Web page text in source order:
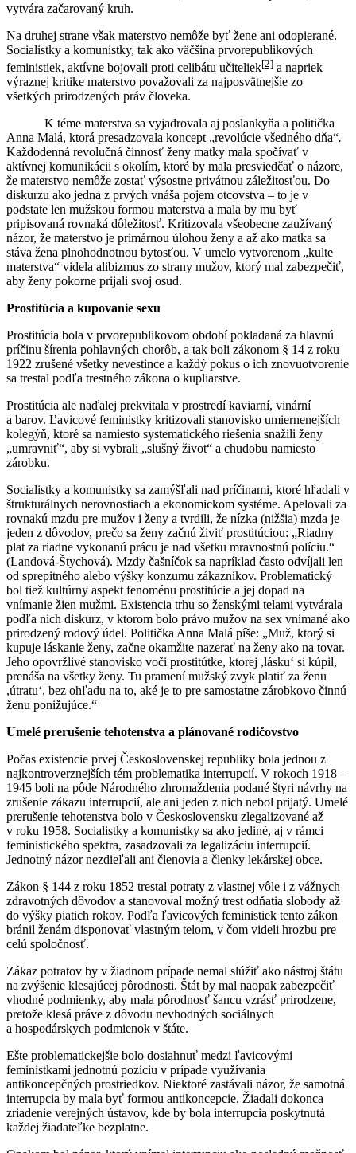
vytvára začarovaný kruh.
Na druhej strane však materstvo nemôže byť žene ani odopierané.
Socialistky a komunistky, tak ako väčšina prvorepublikových
feministiek, aktívne bojovali proti celibátu učiteliek[2] a napriek
výraznej kritike materstvo považovali za najposvätnejšie zo
všetkých prirodzených práv človeka.
K téme materstva sa vyjadrovala aj poslankyňa a politička
Anna Malá, ktorá presadzovala koncept „revolúcie všedného dňa“.
Každodenná revolučná činnosť ženy matky mala spočívať v
aktívnej komunikácii s okolím, ktoré by mala presviedčať o názore,
že materstvo nemôže zostať výsostne privátnou záležitosťou. Do
diskurzu ako jedna z prvých vnáša pojem otcovstva – to je v
podstate len mužskou formou materstva a mala by mu byť
pripisovaná rovnaká dôležitosť. Kritizovala všeobecne zaužívaný
názor, že materstvo je primárnou úlohou ženy a až ako matka sa
stáva žena plnohodnotnou bytosťou. V umelo vytvorenom „kulte
materstva“ videla alibizmus zo strany mužov, ktorý mal zabezpečiť,
aby ženy pokorne prijali svoj osud.
Prostitúcia a kupovanie sexu
Prostitúcia bola v prvorepublikovom období pokladaná za hlavnú
príčinu šírenia pohlavných chorôb, a tak boli zákonom § 14 z roku
1922 zrušené všetky nevestince a každý pokus o ich znovuotvorenie
sa trestal podľa trestného zákona o kupliarstve.
Prostitúcia ale naďalej prekvitala v prostredí kaviarní, vinární
a barov. Ľavicové feministky kritizovali stanovisko umiernenejších
kolegýň, ktoré sa namiesto systematického riešenia snažili ženy
„umravniť“, aby si vybrali „slušný život“ a chudobu namiesto
zárobku.
Socialistky a komunistky sa zamýšľali nad príčinami, ktoré hľadali v
štrukturálnych nerovnostiach a ekonomickom systéme. Apelovali za
rovnakú mzdu pre mužov i ženy a tvrdili, že nízka (nižšia) mzda je
jeden z dôvodov, prečo sa ženy začnú živiť prostitúciou: „Riadny
plat za riadne vykonanú prácu je nad všetku mravnostnú políciu.“
(Landová-Štychová). Mzdy čašníčok sa napríklad často odvíjali len
od sprepitného alebo výšky konzumu zákazníkov. Problematický
bol tiež kultúrny aspekt fenoménu prostitúcie a jej dopad na
vnímanie žien mužmi. Existencia trhu so ženskými telami vytvárala
podľa nich diskurz, v ktorom bolo právo mužov na sex vnímané ako
prirodzený rodový údel. Politička Anna Malá píše: „Muž, ktorý si
kupuje láskanie ženy, začne okamžite nazerať na ženy ako na tovar.
Jeho opovržlivé stanovisko voči prostitútke, ktorej ,lásku‘ si kúpil,
prenáša na všetky ženy. Tu pramení mužský zvyk platiť za ženu
,útratu‘, bez ohľadu na to, aké je to pre samostatne zárobkovo činnú
ženu ponižujúce.“
Umelé prerušenie tehotenstva a plánované rodičovstvo
Počas existencie prvej Československej republiky bola jednou z
najkontroverznejších tém problematika interrupcií. V rokoch 1918 –
1945 boli na pôde Národného zhromaždenia podané štyri návrhy na
zrušenie zákazu interrupcií, ale ani jeden z nich nebol prijatý. Umelé
prerušenie tehotenstva bolo v Československu zlegalizované až
v roku 1958. Socialistky a komunistky sa ako jediné, aj v rámci
feministického spektra, zasadzovali za legalizáciu interrupcií.
Jednotný názor nezdieľali ani členovia a členky lekárskej obce.
Zákon § 144 z roku 1852 trestal potraty z vlastnej vôle i z vážnych
zdravotných dôvodov a stanovoval možný trest odňatia slobody až
do výšky piatich rokov. Podľa ľavicových feministiek tento zákon
bránil ženám disponovať vlastným telom, v čom videli hrozbu pre
celú spoločnosť.
Zákaz potratov by v žiadnom prípade nemal slúžiť ako nástroj štátu
na zvýšenie klesajúcej pôrodnosti. Štát by mal naopak zabezpečiť
vhodné podmienky, aby mala pôrodnosť šancu vzrásť prirodzene,
pretože klesá práve z dôvodu nevhodných sociálnych
a hospodárskych podmienok v štáte.
Ešte problematickejšie bolo dosiahnuť medzi ľavicovými
feministkami jednotnú pozíciu v prípade využívania
antikoncepčných prostriedkov. Niektoré zastávali názor, že samotná
interrupcia by mala byť formou antikoncepcie. Žiadali dokonca
zriadenie verejných ústavov, kde by bola interrupcia poskytnutá
každej žiadateľke bezplatne.